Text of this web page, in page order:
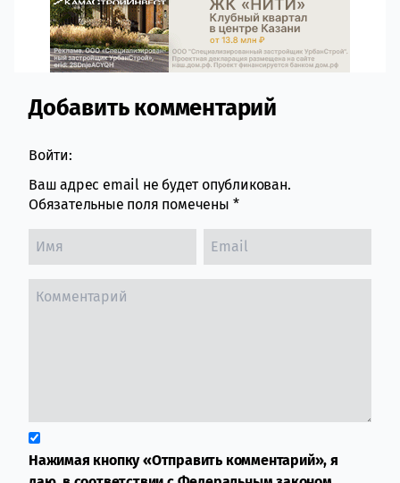
Comment section
Добавить комментарий
Войти:
Ваш адрес email не будет опубликован.
Обязательные поля помечены *
Нажимая кнопку «Отправить комментарий», я